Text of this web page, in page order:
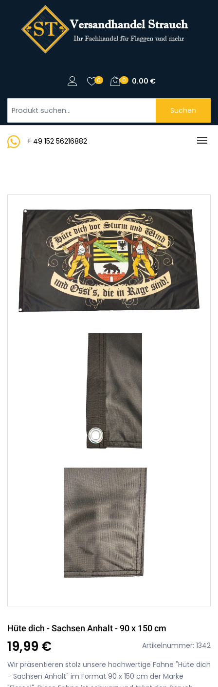
Versandhandel Strauch
Ihr Fachhandel für Flaggen und mehr
0 0 0.00 €
Suchen
+ 49 152 56216882
Hüte dich - Sachsen Anhalt - 90 x 150 cm
19,99 €
Artikelnummer: 1342
Wir präsentieren stolz unsere hochwertige Fahne "Hüte dich
- Sachsen Anhalt" im Format 90 x 150 cm der Marke